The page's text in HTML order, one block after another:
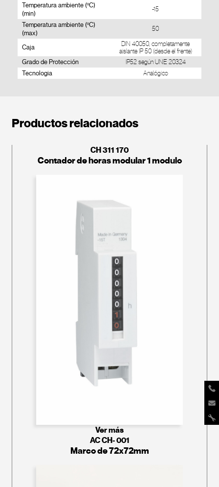
Temperatura ambiente (ºC)
(min)
-15
Temperatura ambiente (ºC)
(max)
50
Caja
DIN 40050, completamente
aislante IP 50 (desde el frente)
Grado de Protección IP52 según UNE 20324
Tecnologia Analógico
Productos relacionados
CH 311 170
Contador de horas modular 1 modulo
Ver más
AC CH- 001
Marco de 72x72mm